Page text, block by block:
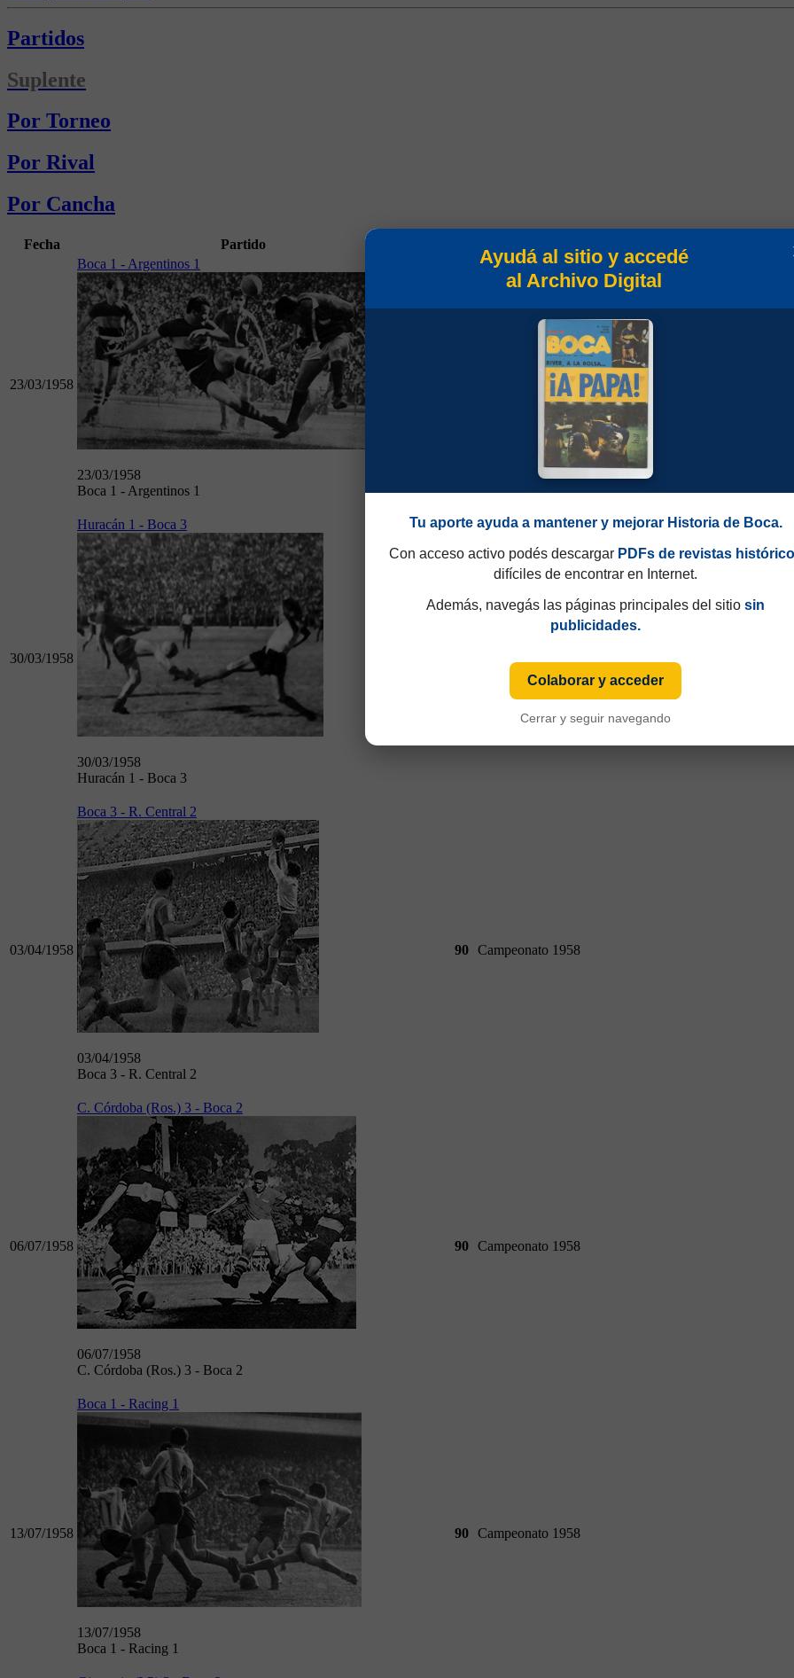
Partidos
Suplente
Por Torneo
Por Rival
Por Cancha
Fecha Partido
23/03/1958
Boca 1 - Argentinos 1
23/03/1958
Boca 1 - Argentinos 1
Campeonato 1958
30/03/1958
Huracán 1 - Boca 3
30/03/1958
Huracán 1 - Boca 3
03/04/1958
Boca 3 - R. Central 2
03/04/1958
Boca 3 - R. Central 2
90 Campeonato 1958
06/07/1958
C. Córdoba (Ros.) 3 - Boca 2
06/07/1958
C. Córdoba (Ros.) 3 - Boca 2
90 Campeonato 1958
13/07/1958
Boca 1 - Racing 1
13/07/1958
Boca 1 - Racing 1
90 Campeonato 1958
Ayudá al sitio y accedé
al Archivo Digital
Tu aporte ayuda a mantener y mejorar Historia de Boca.
Con acceso activo podés descargar PDFs de revistas
difíciles de encontrar en Internet.
Además, navegás las páginas principales del sitio sin
publicidades.
Colaborar y acceder
Cerrar y seguir navegando